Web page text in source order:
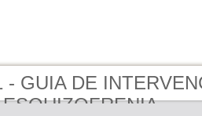
- GUIA DE